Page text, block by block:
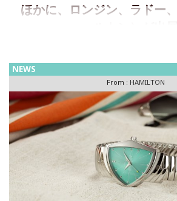
ほかに、ロンジン、ラドー
ップアップ「Watch in Style ポップアッ
ョップ」に、Omega（オメガ）、
Rado（ラドー）、Tissot（テ
NEWS
From : HAMILTON